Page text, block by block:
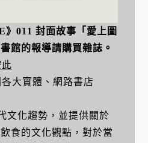
》011 封面故事「愛上圖
館的報導請購買雜誌。
大實體、網路書店
文化趨勢，並提供關於
食的文化觀點，對於當